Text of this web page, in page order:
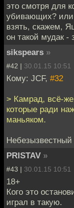
это смотря для
убивающих? или
взять, скажем,
он такой мудак -
sikspears »
#42 | 30.01.15 10:51
Кому: JCF, #32
> Камрад, всё-
которые ради
маньяком.
PRISTAV »
#43 | 30.01.15 10:51
18+
Кого это
играл в такую.